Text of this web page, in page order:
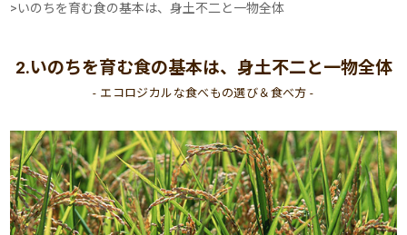
>いのちを育む食の基本は、身土不二と一物全体
2.いのちを育む食の基本は、身土不二と一物全体
- エコロジカルな食べもの選び＆食べ方 -